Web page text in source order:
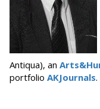
Antiqua), an
portfolio AKJournals.